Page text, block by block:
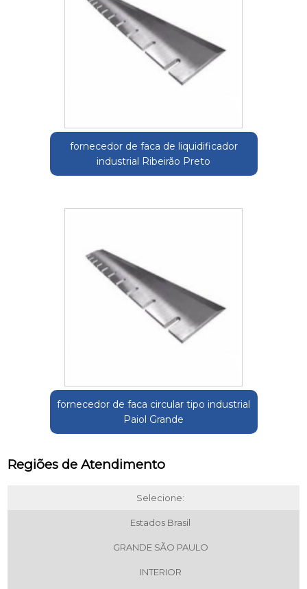
fornecedor de faca de liquidificador
industrial Ribeirão Preto
fornecedor de faca circular tipo industrial
Paiol Grande
Regiões de Atendimento
Selecione:
Estados Brasil
GRANDE SÃO PAULO
INTERIOR